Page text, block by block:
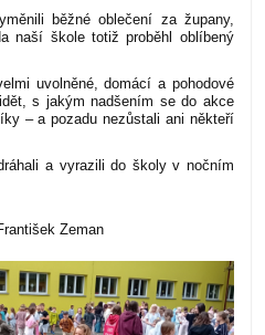
běžné oblečení za župany,
naší škole totiž proběhl oblíbený
uvolněné, domácí a pohodové
s jakým nadšením se do akce
– a pozadu nezůstali ani někteří
a vyrazili do školy v nočním